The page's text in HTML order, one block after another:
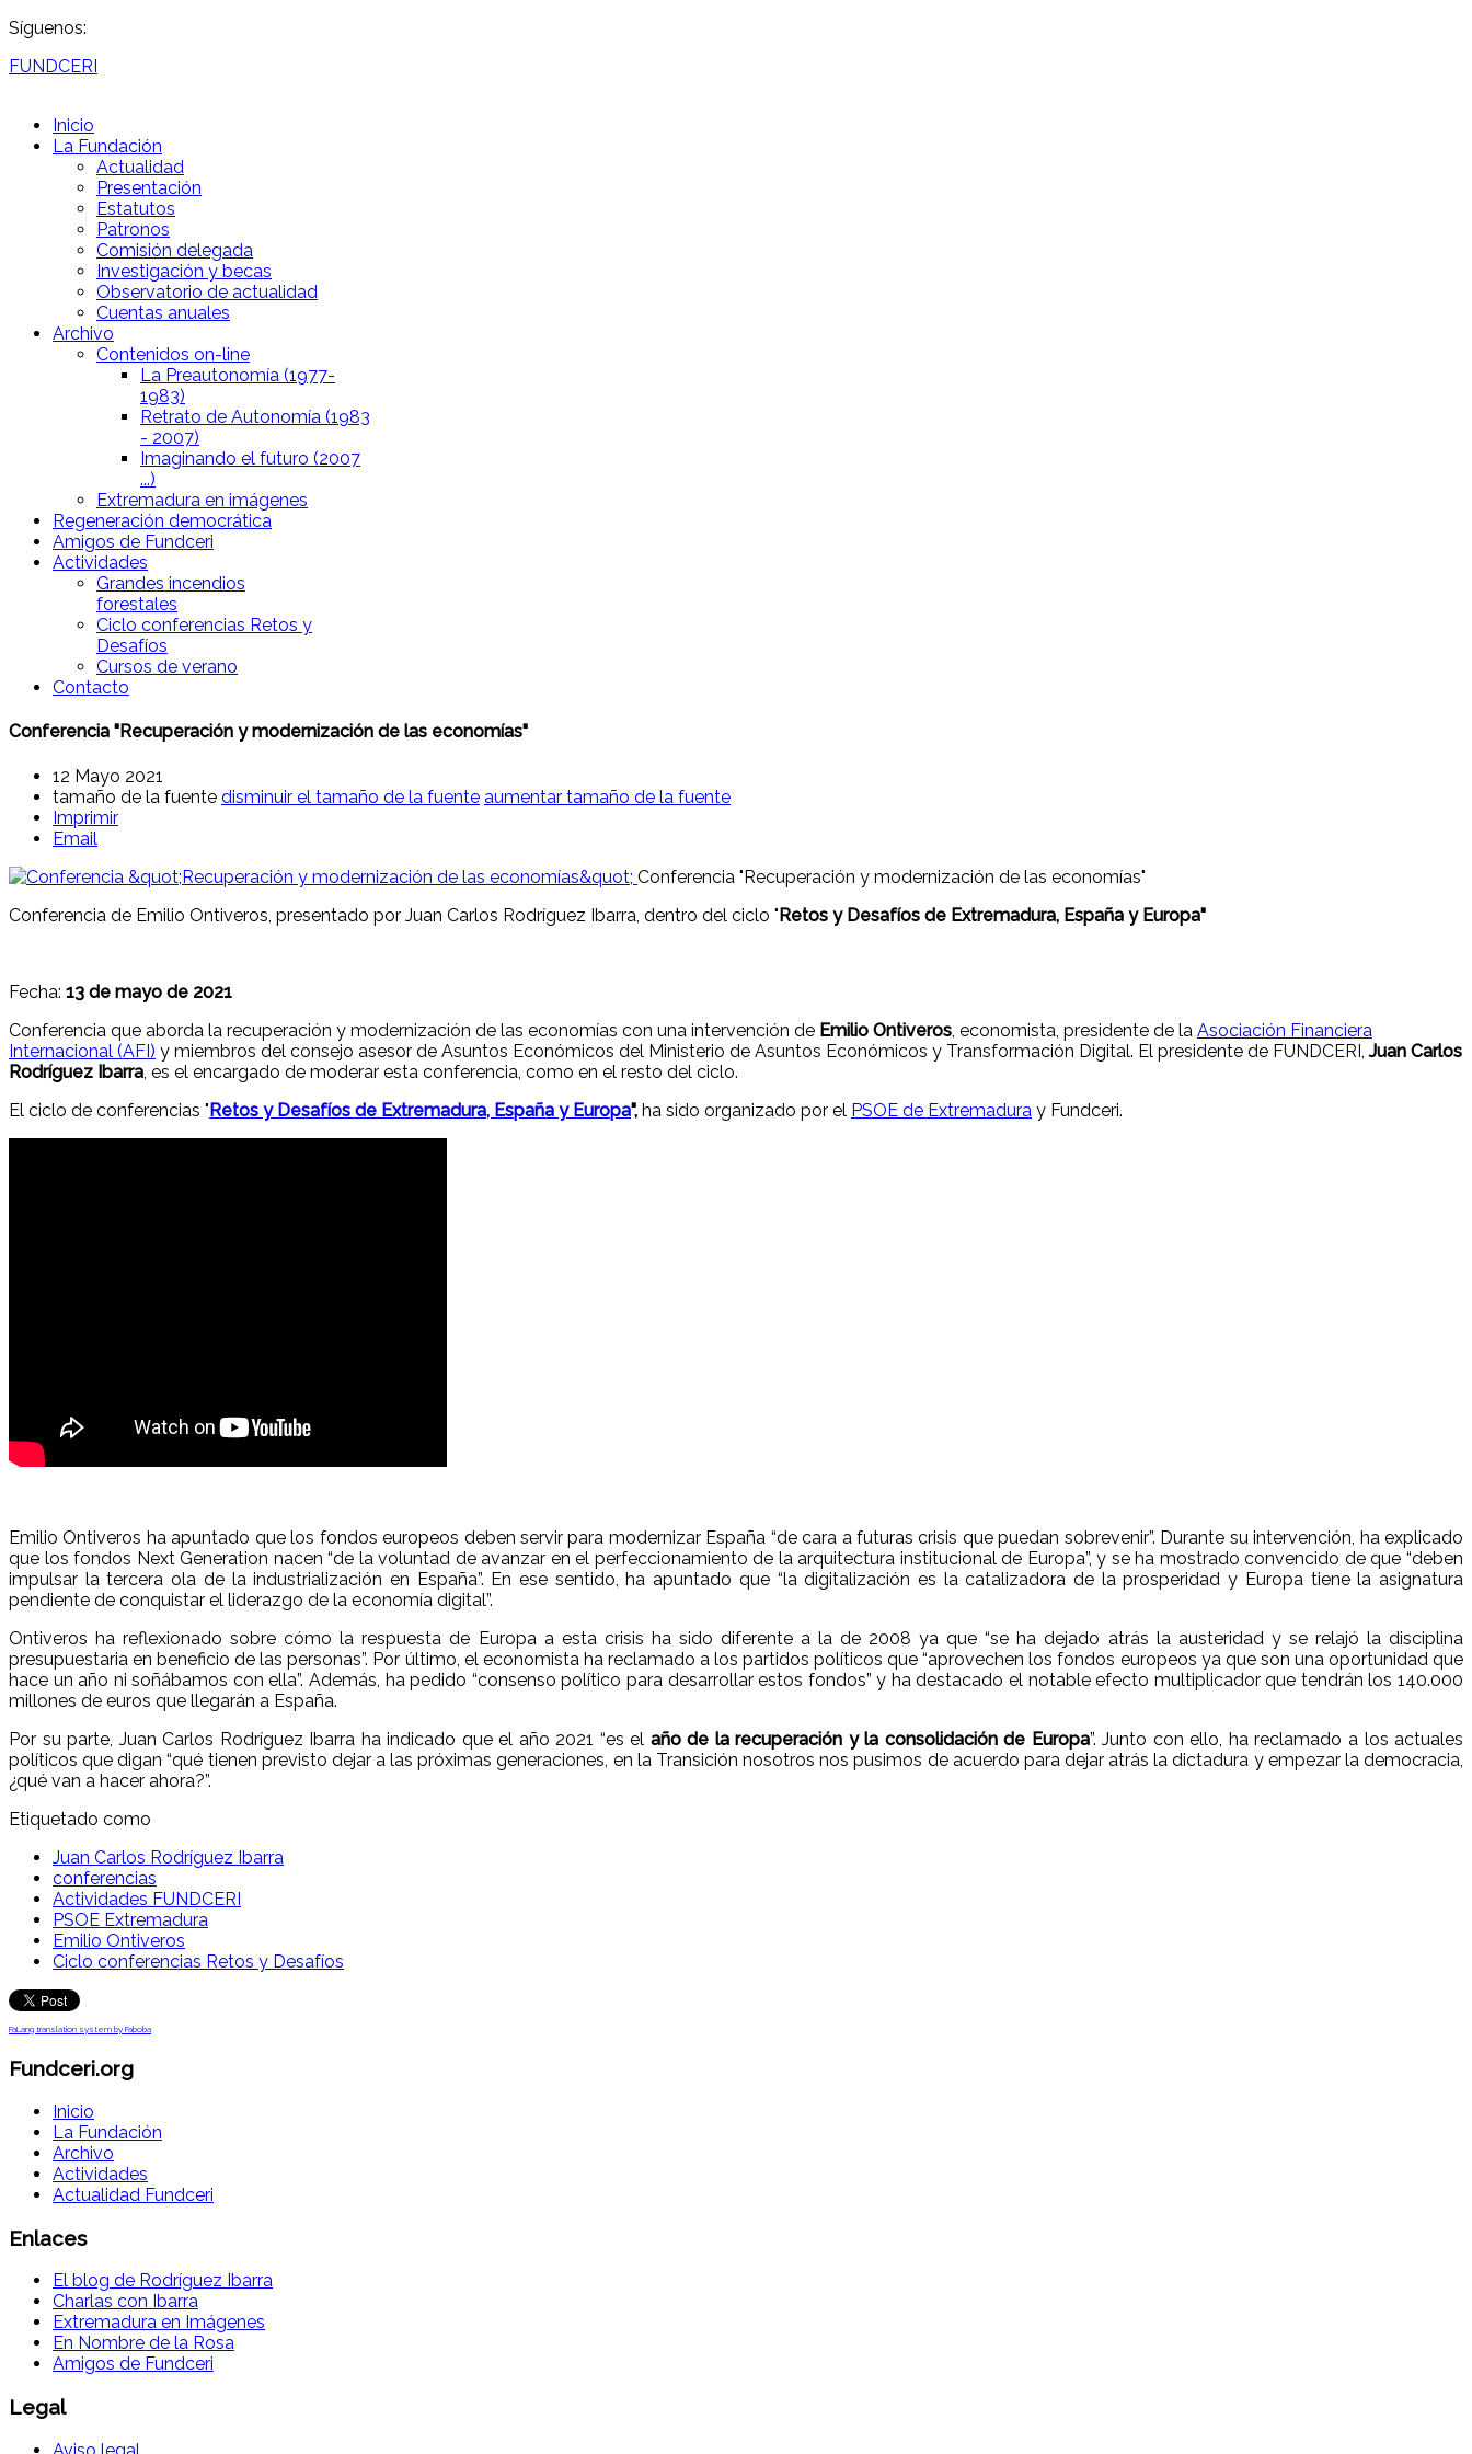
Síguenos:
FUNDCERI
Inicio
La Fundación
Actualidad
Presentación
Estatutos
Patronos
Comisión delegada
Investigación y becas
Observatorio de actualidad
Cuentas anuales
Archivo
Contenidos on-line
La Preautonomía (1977-
1983)
Retrato de Autonomía (1983
- 2007)
Imaginando el futuro (2007
...)
Extremadura en imágenes
Regeneración democrática
Amigos de Fundceri
Actividades
Grandes incendios
forestales
Ciclo conferencias Retos y
Desafíos
Cursos de verano
Contacto
Conferencia "Recuperación y modernización de las economías"
12 Mayo 2021
tamaño de la fuente disminuir el tamaño de la fuente aumentar tamaño de la fuente
Imprimir
Email
Conferencia "Recuperación y modernización de las economías"
Conferencia de Emilio Ontiveros, presentado por Juan Carlos Rodríguez Ibarra, dentro del ciclo "Retos y Desafíos de Extremadura, España y Europa"
Fecha: 13 de mayo de 2021
Conferencia que aborda la recuperación y modernización de las economías con una intervención de Emilio Ontiveros , economista, presidente de la Asociación Financiera
Internacional (AFI) y miembros del consejo asesor de Asuntos Económicos del Ministerio de Asuntos Económicos y Transformación Digital. El presidente de FUNDCERI,Juan Carlos
Rodríguez Ibarra , es el encargado de moderar esta conferencia, como en el resto del ciclo.
El ciclo de conferencias "Retos y Desafíos de Extremadura, España y Europa", ha sido organizado por el PSOE de Extremadura y Fundceri.
Emilio Ontiveros ha apuntado que los fondos europeos deben servir para modernizar España “de cara a futuras crisis que puedan sobrevenir”. Durante su intervención, ha explicado
que los fondos Next Generation nacen “de la voluntad de avanzar en el perfeccionamiento de la arquitectura institucional de Europa”, y se ha mostrado convencido de que “deben
impulsar la tercera ola de la industrialización en España”. En ese sentido, ha apuntado que “la digitalización es la catalizadora de la prosperidad y Europa tiene la asignatura
pendiente de conquistar el liderazgo de la economía digital”.
Ontiveros ha reflexionado sobre cómo la respuesta de Europa a esta crisis ha sido diferente a la de 2008 ya que “se ha dejado atrás la austeridad y se relajó la disciplina
presupuestaria en beneficio de las personas”. Por último, el economista ha reclamado a los partidos políticos que “aprovechen los fondos europeos ya que son una oportunidad que
hace un año ni soñábamos con ella”. Además, ha pedido “consenso político para desarrollar estos fondos” y ha destacado el notable efecto multiplicador que tendrán los 140.000
millones de euros que llegarán a España.
Por su parte, Juan Carlos Rodríguez Ibarra ha indicado que el año 2021 “es el año de la recuperación y la consolidación de Europa”. Junto con ello, ha reclamado a los actuales
políticos que digan “qué tienen previsto dejar a las próximas generaciones, en la Transición nosotros nos pusimos de acuerdo para dejar atrás la dictadura y empezar la democracia,
¿qué van a hacer ahora?”.
Etiquetado como
Juan Carlos Rodríguez Ibarra
conferencias
Actividades FUNDCERI
PSOE Extremadura
Emilio Ontiveros
Ciclo conferencias Retos y Desafíos
FaLang translation system by Faboba
Fundceri.org
Inicio
La Fundación
Archivo
Actividades
Actualidad Fundceri
Enlaces
El blog de Rodríguez Ibarra
Charlas con Ibarra
Extremadura en Imágenes
En Nombre de la Rosa
Amigos de Fundceri
Legal